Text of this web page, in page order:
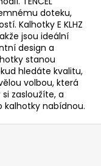
doteku,
Kalhotky E KLHZ
jsou ideální
design a
stanou
hledáte kvalitu,
volbou, která
zasloužíte, a
nabídnou.